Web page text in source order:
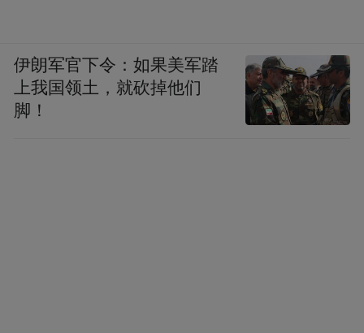
伊朗军官下令：如果美军踏
上我国领土，就砍掉他们
脚！